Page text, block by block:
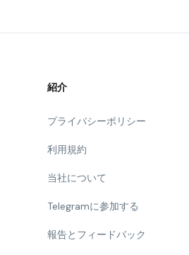
紹介
プライバシーポリシー
利用規約
当社について
Telegramに参加する
報告とフィードバック